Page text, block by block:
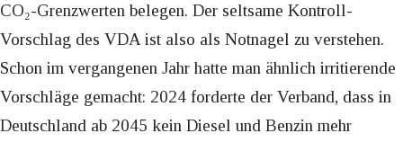
CO₂-Grenzwerten belegen. Der seltsame Kontroll-
Vorschlag des VDA ist also als Notnagel zu verstehen.
Schon im vergangenen Jahr hatte man ähnlich irritierende
Vorschläge gemacht: 2024 forderte der Verband, dass in
Deutschland ab 2045 kein Diesel und Benzin mehr